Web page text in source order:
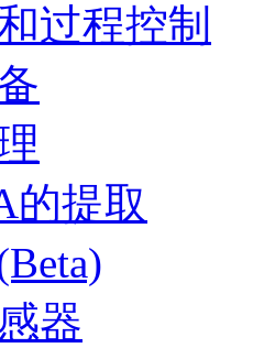
过程控制
的提取
器